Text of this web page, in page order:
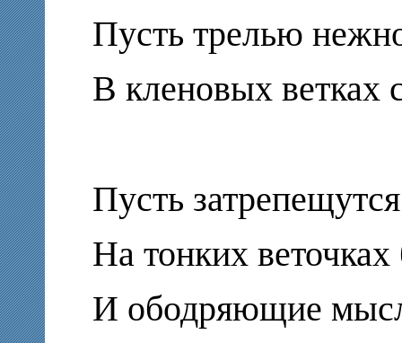
Пусть трелью
В кленовых ветках
Пусть
На тонких веточках
И ободряющие